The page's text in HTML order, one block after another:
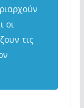
οι
τις